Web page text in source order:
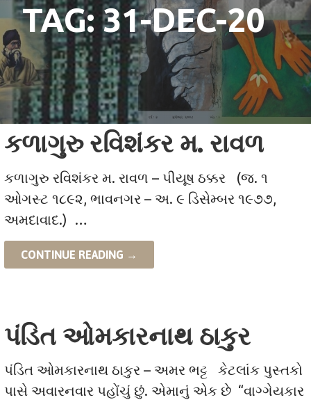
TAG: 31-DEC-20
કળાગુરુ રવિશંકર મ. રાવળ
કળાગુરુ રવિશંકર મ. રાવળ – પીયૂષ ઠક્કર (જ. ૧
ઓગસ્ટ ૧૮૯૨, ભાવનગર – અ. ૯ ડિસેમ્બર ૧૯૭૭,
અમદાવાદ.) …
CONTINUE READING →
પંડિત ઓમકારનાથ ઠાકુર
પંડિત ઓમકારનાથ ઠાકુર – અમર ભટ્ટ કેટલાંક પુસ્તકો
પાસે અવારનવાર પહોંચું છું. એમાનું એક છે “વાગ્ગેયકાર